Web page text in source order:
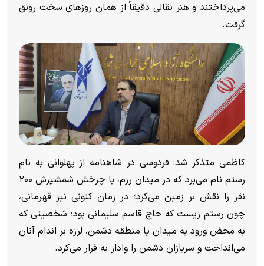
می‌پرداختند و هنر نقالی دقیقاً از همان روز‌های سخت رونق
گرفت.
کاظمی متذکر شد: فردوسی در شاهنامه از پهلوانی به نام
رستم نام می‌برد که در میدان رزم، با چرخش شمشیرش ۲۰۰
نفر را نقش بر زمین می‌کرد؛ در زمان کنونی نیز قهرمانی،
چون رستم زیست که حاج قاسم سلیمانی بود؛ شخصیتی که
به محض ورود به میدان یا منطقه دشمن، لرزه بر اندام آنان
می‌انداخت و سربازان دشمن را وادار به فرار می‌کرد.